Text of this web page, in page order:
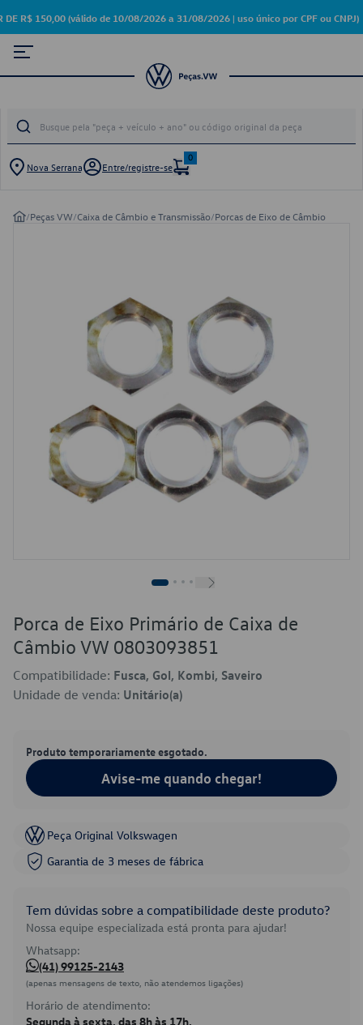
DE R$ 150,00 (válido de 10/08/2026 a 31/08/2026 | uso único por CPF ou CNPJ)
Nova Serrana Entre/registre-se
0
/Peças VW/Caixa de Câmbio e Transmissão/Porcas de Eixo de Câmbio
Porca de Eixo Primário de Caixa de
Câmbio VW 0803093851
Compatibilidade: Fusca, Gol, Kombi, Saveiro
Unidade de venda: Unitário(a)
Produto temporariamente esgotado.
Avise-me quando chegar!
Peça Original Volkswagen
Garantia de 3 meses de fábrica
Tem dúvidas sobre a compatibilidade deste produto?
Nossa equipe especializada está pronta para ajudar!
Whatsapp:
(41) 99125-2143
(apenas mensagens de texto, não atendemos ligações)
Horário de atendimento:
Segunda à sexta, das 8h às 17h.